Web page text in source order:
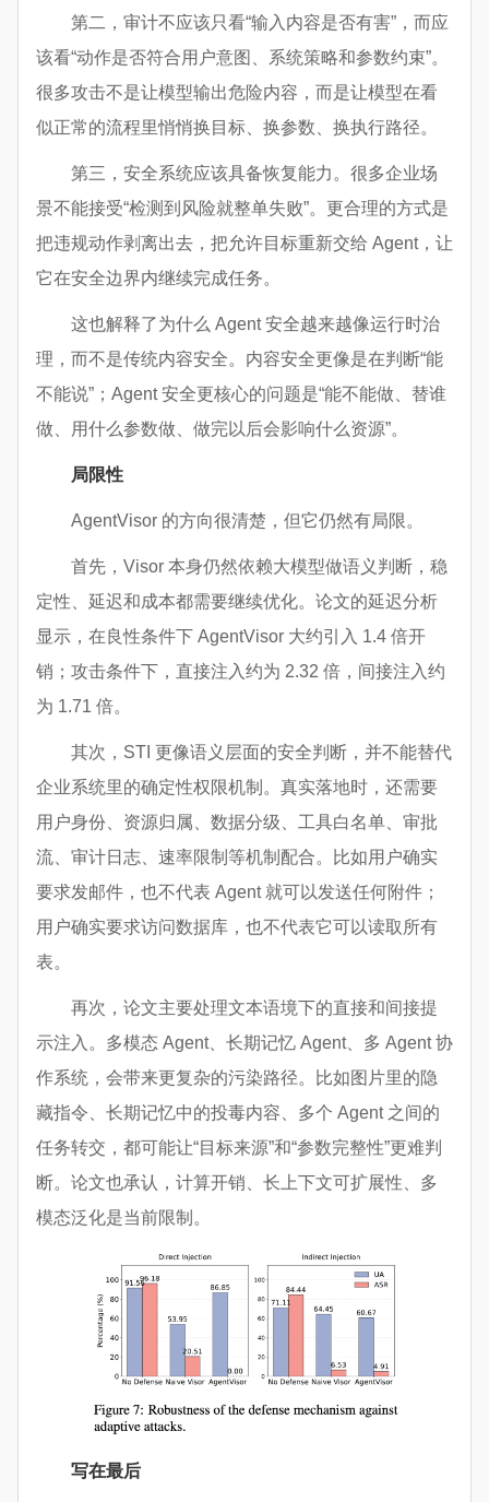
第二，审计不应该只看“输入内容是否有害”，而应
该看“动作是否符合用户意图、系统策略和参数约束”。
很多攻击不是让模型输出危险内容，而是让模型在看
似正常的流程里悄悄换目标、换参数、换执行路径。
第三，安全系统应该具备恢复能力。很多企业场
景不能接受“检测到风险就整单失败”。更合理的方式是
把违规动作剥离出去，把允许目标重新交给 Agent，让
它在安全边界内继续完成任务。
这也解释了为什么 Agent 安全越来越像运行时治
理，而不是传统内容安全。内容安全更像是在判断“能
不能说”；Agent 安全更核心的问题是“能不能做、替谁
做、用什么参数做、做完以后会影响什么资源”。
局限性
AgentVisor 的方向很清楚，但它仍然有局限。
首先，Visor 本身仍然依赖大模型做语义判断，稳
定性、延迟和成本都需要继续优化。论文的延迟分析
显示，在良性条件下 AgentVisor 大约引入 1.4 倍开
销；攻击条件下，直接注入约为 2.32 倍，间接注入约
为 1.71 倍。
其次，STI 更像语义层面的安全判断，并不能替代
企业系统里的确定性权限机制。真实落地时，还需要
用户身份、资源归属、数据分级、工具白名单、审批
流、审计日志、速率限制等机制配合。比如用户确实
要求发邮件，也不代表 Agent 就可以发送任何附件；
用户确实要求访问数据库，也不代表它可以读取所有
表。
再次，论文主要处理文本语境下的直接和间接提
示注入。多模态 Agent、长期记忆 Agent、多 Agent 协
作系统，会带来更复杂的污染路径。比如图片里的隐
藏指令、长期记忆中的投毒内容、多个 Agent 之间的
任务转交，都可能让“目标来源”和“参数完整性”更难判
断。论文也承认，计算开销、长上下文可扩展性、多
模态泛化是当前限制。
写在最后